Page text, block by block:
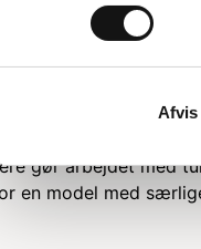
Afvis
og AGM-batterier,
vs.
elektrisk og en
gør arbejdet med
en model med